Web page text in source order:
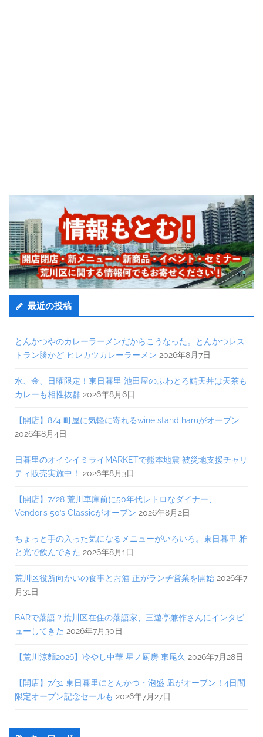
最近の投稿
とんかつやのカレーラーメンだからこうなった。とんかつレス
トラン勝かど ヒレカツカレーラーメン 2026年8月7日
水、金、日曜限定！東日暮里 池田屋のふわとろ鯖天丼は天茶も
カレーも相性抜群 2026年8月6日
【開店】8/4 町屋に気軽に寄れるwine stand haruがオープン
2026年8月4日
日暮里のオイシイミライMARKETで熊本地震 被災地支援チャリ
ティ販売実施中！
2026年8月3日
【開店】7/28 荒川車庫前に50年代レトロなダイナー、
Vendor’s 50’s Classicがオープン 2026年8月2日
ちょっと手の入った気になるメニューがいろいろ。東日暮里 雅
と光で飲んできた 2026年8月1日
荒川区役所向かいの食事とお酒 正がランチ営業を開始 2026年7
月31日
BARで落語？荒川区在住の落語家、三遊亭兼作さんにインタビ
ューしてきた 2026年7月30日
【荒川涼麵2026】冷やし中華 星ノ厨房 東尾久 2026年7月28日
【開店】7/31 東日暮里にとんかつ・泡盛 凪がオープン！4日間
限定オープン記念セールも 2026年7月27日